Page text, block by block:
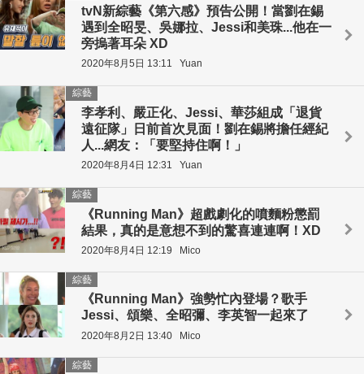
tvN新綜藝《第六感》預告公開！當劉在錫
遇到全昭旻、吳娜拉、Jessi和美珠...他在一
旁摀著耳朵 XD
2020年8月5日 13:11 Yuan
李孝利、嚴正化、Jessi、華莎組成「退貨
遠征隊」日前首次見面！劉在錫將擔任經紀
人...網友：「要堅持住啊！」
綜藝
2020年8月4日 12:31 Yuan
《Running Man》超戲劇化的噴麵粉懲罰
結果，真的是意想不到的驚喜連連啊！XD
綜藝
2020年8月4日 12:19 Mico
《Running Man》強勢忙內登場？歌手
Jessi、頌樂、全昭彌、李英智一起來了
綜藝
2020年8月2日 13:40 Mico
綜藝